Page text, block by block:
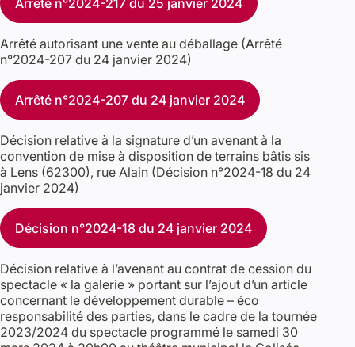
Arrêté n°2024-217 du 25 janvier 2024
Arrêté autorisant une vente au déballage (Arrêté
n°2024-207 du 24 janvier 2024)
Arrêté n°2024-207 du 24 janvier 2024
Décision relative à la signature d’un avenant à la
convention de mise à disposition de terrains bâtis sis
à Lens (62300), rue Alain (Décision n°2024-18 du 24
janvier 2024)
Décision n°2024-18 du 24 janvier 2024
Décision relative à l’avenant au contrat de cession du
spectacle « la galerie » portant sur l’ajout d’un article
concernant le développement durable – éco
responsabilité des parties, dans le cadre de la tournée
2023/2024 du spectacle programmé le samedi 30